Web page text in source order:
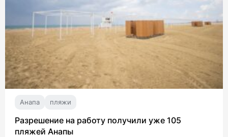
Анапа пляжи
Разрешение на работу получили уже 105
пляжей Анапы